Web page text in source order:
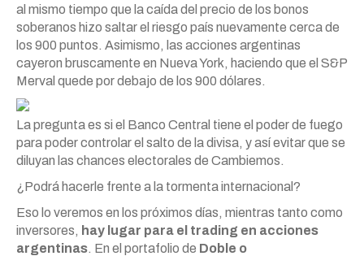
al mismo tiempo que la caída del precio de los bonos
soberanos hizo saltar el riesgo país nuevamente cerca de
los 900 puntos. Asimismo, las acciones argentinas
cayeron bruscamente en Nueva York, haciendo que el S&P
Merval quede por debajo de los 900 dólares.
La pregunta es si el Banco Central tiene el poder de fuego
para poder controlar el salto de la divisa, y así evitar que se
diluyan las chances electorales de Cambiemos.
¿Podrá hacerle frente a la tormenta internacional?
Eso lo veremos en los próximos días, mientras tanto como
inversores, hay lugar para el trading en acciones
argentinas. En el portafolio de Doble o